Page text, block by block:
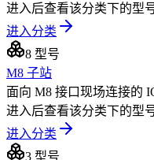
进入后查看该分类下的型
进入分类
8 型号
M8 子站
面向 M8 接口现场连接的
进入后查看该分类下的型
进入分类
3 型号